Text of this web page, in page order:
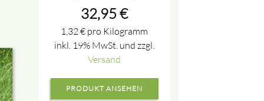
32,95€
1,32€ pro Kilogramm
inkl. 19% MwSt. und zzgl.
Versand
PRODUKT ANSEHEN